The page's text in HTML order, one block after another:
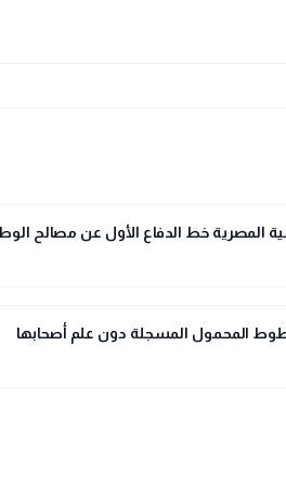
خط الدفاع الأول عن مصالح الوطن
المحمول المسجلة دون علم أصحابها